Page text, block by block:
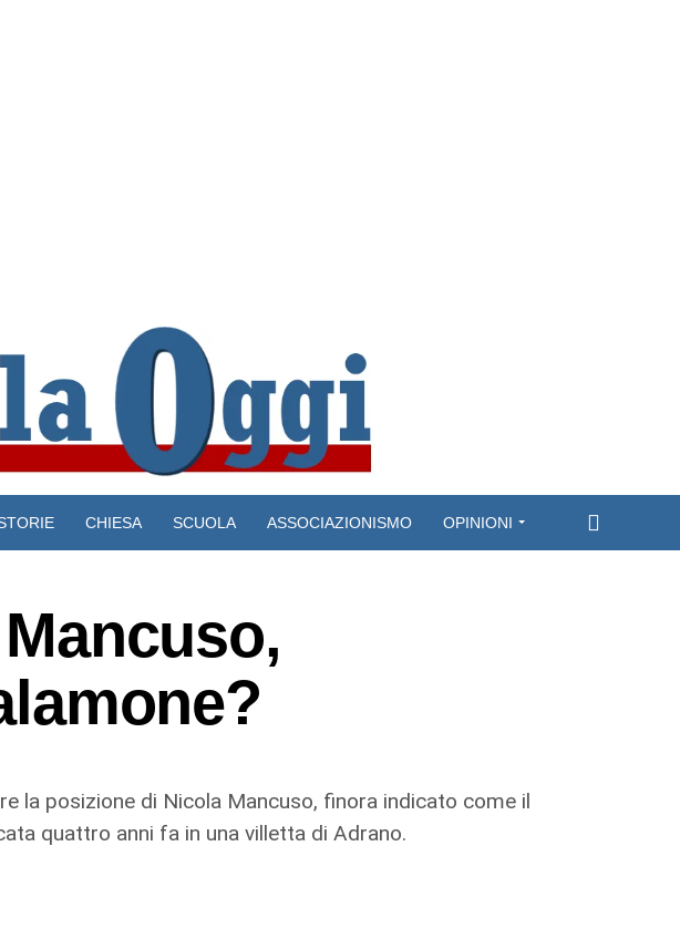
CHIESA SCUOLA ASSOCIAZIONISMO OPINIONI
la posizione di Nicola Mancuso, finora indicato come il
quattro anni fa in una villetta di Adrano.